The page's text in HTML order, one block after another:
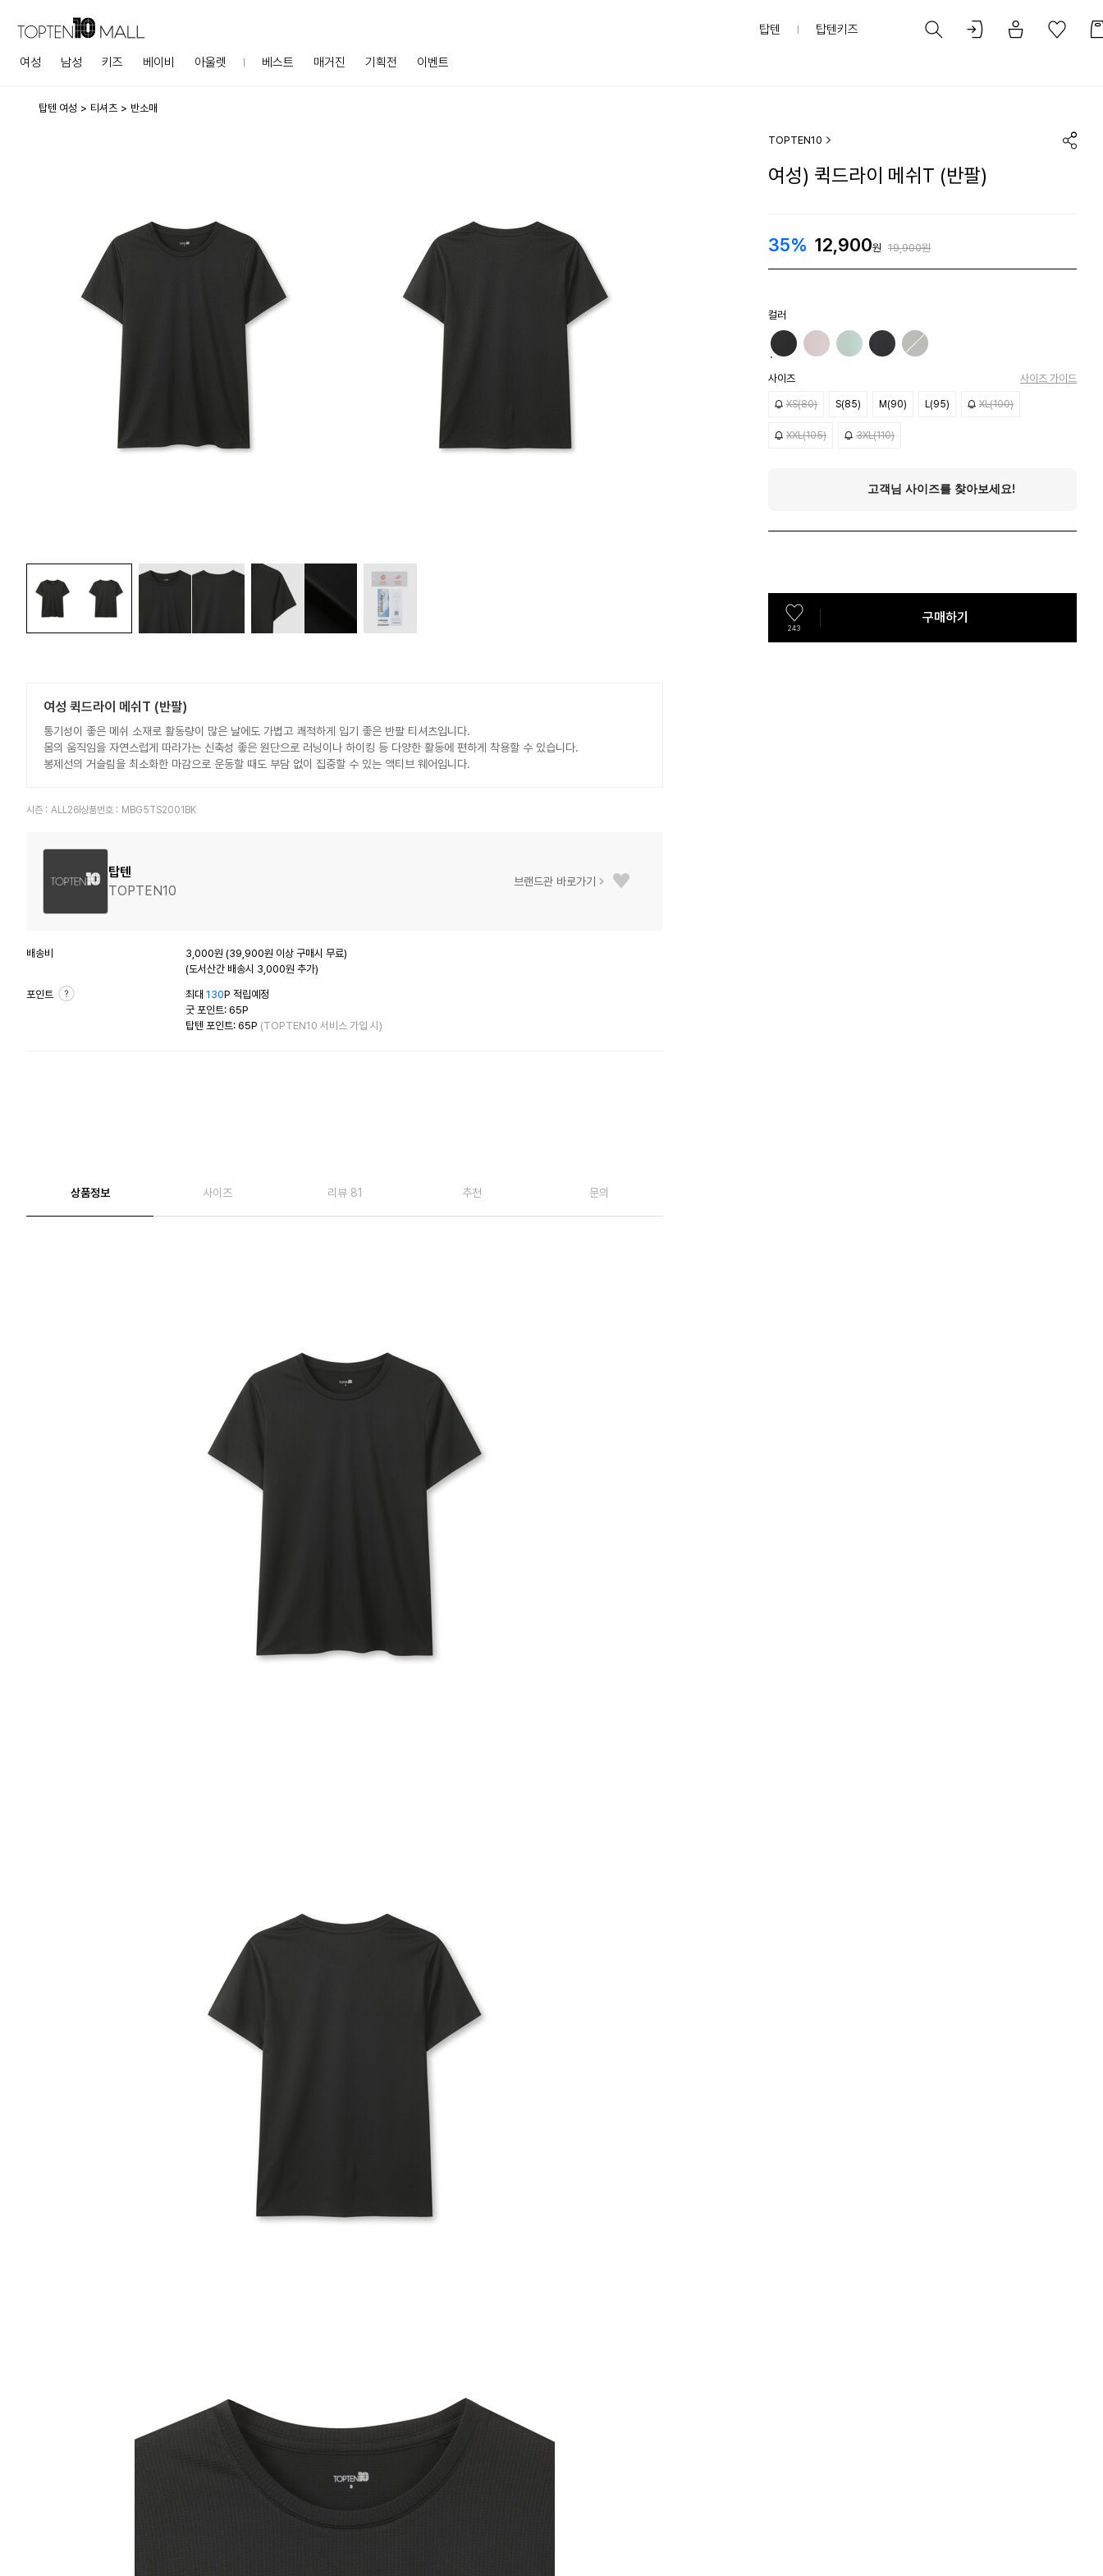
여성 남성 키즈 베이비 아울렛 베스트 매거진 기획전 이벤트
탑텐 탑텐키즈
탑텐 여성 티셔츠 반소매
여성 퀵드라이 메쉬T (반팔)
통기성이 좋은 메쉬 소재로 활동량이 많은 날에도 가볍고 쾌적하게 입기 좋은 반팔 티셔츠입니다.
몸의 움직임을 자연스럽게 따라가는 신축성 좋은 원단으로 러닝이나 하이킹 등 다양한 활동에 편하게 착용할 수 있습니다.
봉제선의 거슬림을 최소화한 마감으로 운동할 때도 부담 없이 집중할 수 있는 액티브 웨어입니다.
시즌 : ALL26 상품번호 : MBG5TS2001BK
탑텐
TOPTEN10
브랜드관 바로가기
배송비
3,000원 (39,900원 이상 구매시 무료)
(도서산간 배송시 3,000원 추가)
포인트 최대 130P 적립예정
굿 포인트: 65P
탑텐 포인트: 65P (TOPTEN10 서비스 가입 시)
상품정보 사이즈 리뷰 81 추천 문의
TOPTEN10
여성) 퀵드라이 메쉬T (반팔)
35% 12,900원 19,900원
컬러
사이즈 사이즈 가이드
XS(80) S(85) M(90) L(95) XL(100)
XXL(105) 3XL(110)
243
구매하기